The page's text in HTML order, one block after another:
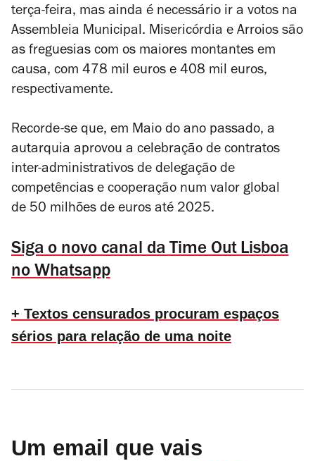
terça-feira, mas ainda é necessário ir a votos na
Assembleia Municipal. Misericórdia e Arroios são
as freguesias com os maiores montantes em
causa, com 478 mil euros e 408 mil euros,
respectivamente.
Recorde-se que, em Maio do ano passado, a
autarquia aprovou a celebração de contratos
inter-administrativos de delegação de
competências e cooperação num valor global
de 50 milhões de euros até 2025.
Siga o novo canal da Time Out Lisboa
no Whatsapp
+ Textos censurados procuram espaços
sérios para relação de uma noite
Um email que vais